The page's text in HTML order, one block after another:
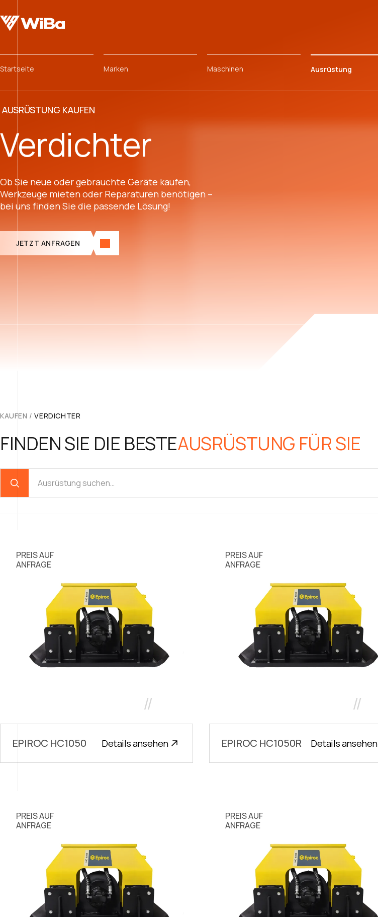
Startseite Marken Maschinen Ausrüstung
AUSRÜSTUNG KAUFEN
Verdichter
Ob Sie neue oder gebrauchte Geräte kaufen,
Werkzeuge mieten oder Reparaturen benötigen –
bei uns finden Sie die passende Lösung!
JETZT ANFRAGEN
KAUFEN /VERDICHTER
FINDEN SIE DIE BESTEAUSRÜSTUNG FÜR SIE
PREIS AUF
ANFRAGE
//
EPIROC HC1050 Details ansehen
PREIS AUF
ANFRAGE
//
EPIROC HC1050R Details ansehen
PREIS AUF
ANFRAGE
PREIS AUF
ANFRAGE